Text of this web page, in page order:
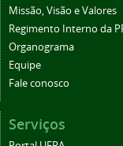
Missão, Visão e Valores
Regimento Interno da
Organograma
Equipe
Fale conosco
Serviços